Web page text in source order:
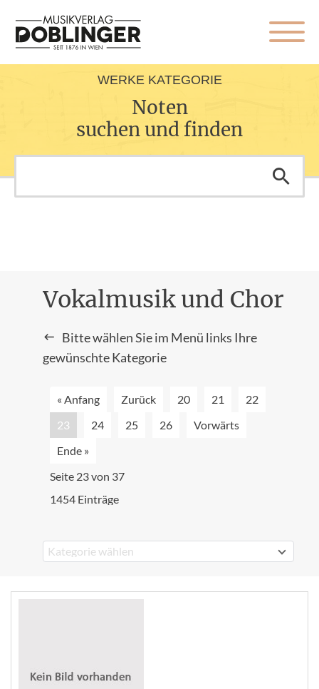
WERKE KATEGORIE
Noten
suchen und finden
Vokalmusik und Chor
Bitte wählen Sie im Menü links Ihre
gewünschte Kategorie
« Anfang Zurück 20 21
22
23
24 25 26
Vorwärts
Ende »
Seite 23 von 37
1454 Einträge
Kategorie wählen